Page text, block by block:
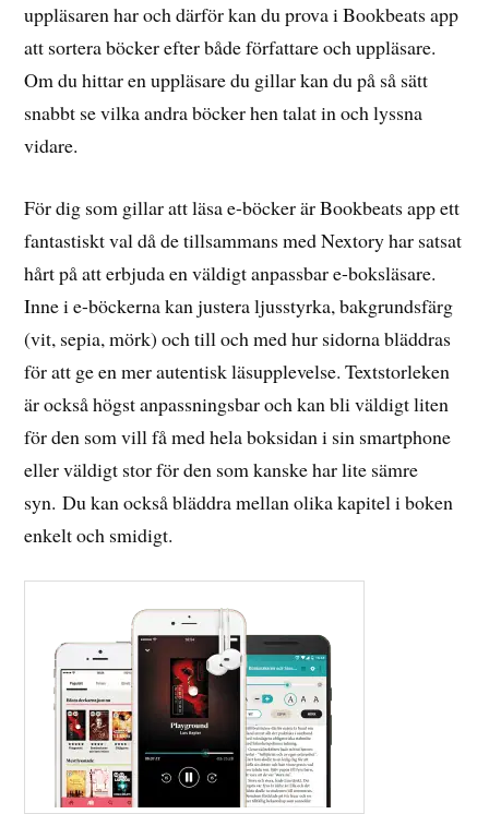
uppläsaren har och därför kan du prova i Bookbeats app
att sortera böcker efter både författare och uppläsare.
Om du hittar en uppläsare du gillar kan du på så sätt
snabbt se vilka andra böcker hen talat in och lyssna
vidare.
För dig som gillar att läsa e-böcker är Bookbeats app ett
fantastiskt val då de tillsammans med Nextory har satsat
hårt på att erbjuda en väldigt anpassbar e-boksläsare.
Inne i e-böckerna kan justera ljusstyrka, bakgrundsfärg
(vit, sepia, mörk) och till och med hur sidorna bläddras
för att ge en mer autentisk läsupplevelse. Textstorleken
är också högst anpassningsbar och kan bli väldigt liten
för den som vill få med hela boksidan i sin smartphone
eller väldigt stor för den som kanske har lite sämre
syn. Du kan också bläddra mellan olika kapitel i boken
enkelt och smidigt.